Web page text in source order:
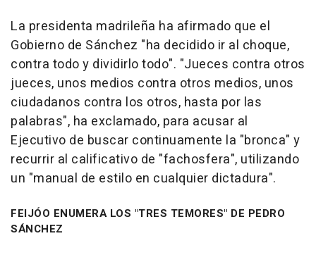
La presidenta madrileña ha afirmado que el
Gobierno de Sánchez "ha decidido ir al choque,
contra todo y dividirlo todo". "Jueces contra otros
jueces, unos medios contra otros medios, unos
ciudadanos contra los otros, hasta por las
palabras", ha exclamado, para acusar al
Ejecutivo de buscar continuamente la "bronca" y
recurrir al calificativo de "fachosfera", utilizando
un "manual de estilo en cualquier dictadura".
FEIJÓO ENUMERA LOS "TRES TEMORES" DE PEDRO
SÁNCHEZ